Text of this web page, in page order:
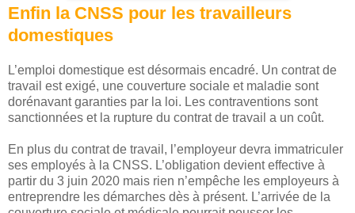
Enfin la CNSS pour les travailleurs
domestiques
L’emploi domestique est désormais encadré. Un contrat de
travail est exigé, une couverture sociale et maladie sont
dorénavant garanties par la loi. Les contraventions sont
sanctionnées et la rupture du contrat de travail a un coût.
En plus du contrat de travail, l’employeur devra immatriculer
ses employés à la CNSS. L’obligation devient effective à
partir du 3 juin 2020 mais rien n’empêche les employeurs à
entreprendre les démarches dès à présent. L’arrivée de la